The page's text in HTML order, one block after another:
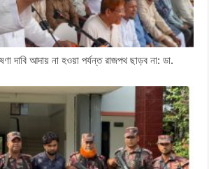
দাবি আদায় না হওয়া পর্যন্ত রাজপথ ছাড়ব না: ডা.